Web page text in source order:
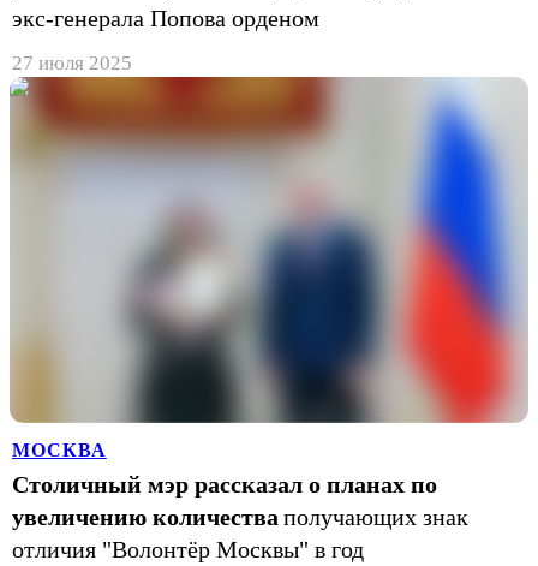
экс-генерала Попова орденом
27 июля 2025
МОСКВА
Столичный мэр рассказал о планах по
увеличению количества получающих знак
отличия "Волонтёр Москвы" в год